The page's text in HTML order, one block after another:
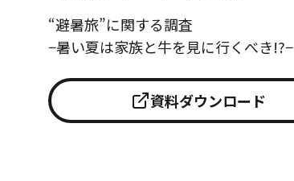
“避暑旅”に関する調査
−暑い夏は家族と牛を見に行くべき!?−
資料ダウンロード